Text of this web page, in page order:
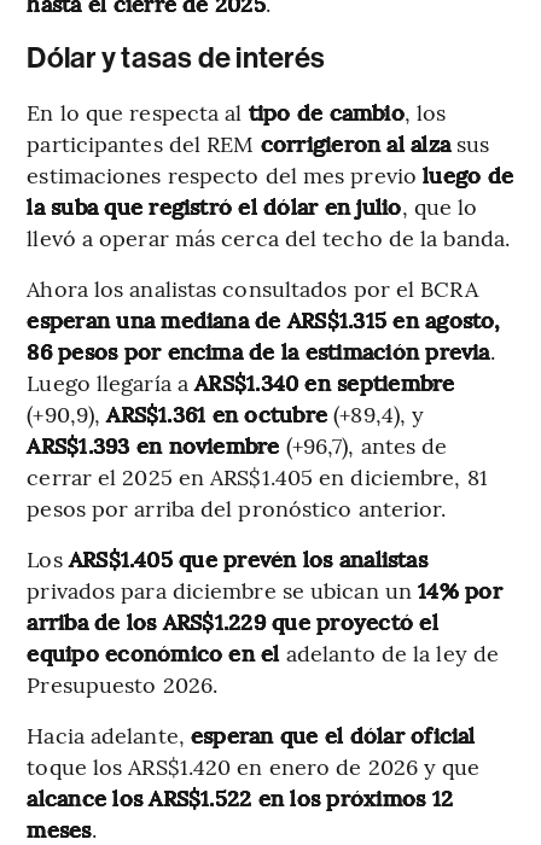
Dólar y tasas de interés
En lo que respecta al tipo de cambio, los
participantes del REM corrigieron al alzasus
estimaciones respecto del mes previoluego de
la suba que registró el dólar en julio, que lo
llevó a operar más cerca del techo de la banda.
Ahora los analistas consultados por el BCRA
esperan una mediana de ARS$1.315 en agosto,
86 pesos por encima de la estimación previa.
Luego llegaría aARS$1.340 en septiembre
(+90,9),ARS$1.361 en octubre (+89,4), y
ARS$1.393 en noviembre (+96,7), antes de
cerrar el 2025 en ARS$1.405 en diciembre, 81
pesos por arriba del pronóstico anterior.
LosARS$1.405 que prevén los analistas
privados para diciembre se ubican un14% por
arriba de los ARS$1.229 que proyectó el
equipo económico en el adelanto de la ley de
Presupuesto 2026.
Hacia adelante, esperan que el dólar oficial
toque los ARS$1.420 en enero de 2026 y que
alcance los ARS$1.522 en los próximos 12
meses.